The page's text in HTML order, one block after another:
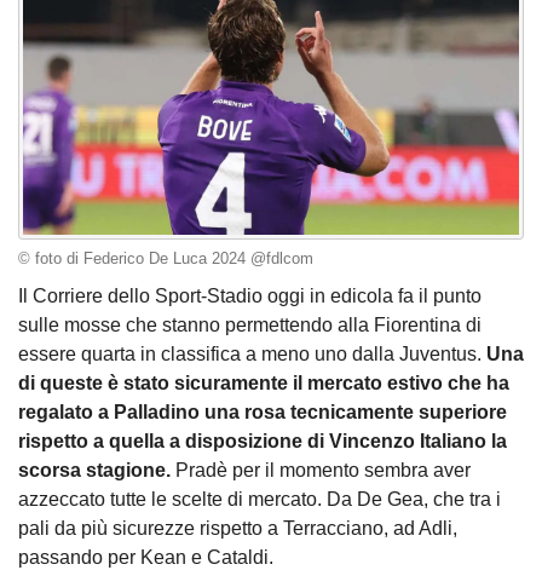
© foto di Federico De Luca 2024 @fdlcom
Il Corriere dello Sport-Stadio oggi in edicola fa il punto
sulle mosse che stanno permettendo alla Fiorentina di
essere quarta in classifica a meno uno dalla Juventus. Una
di queste è stato sicuramente il mercato estivo che ha
regalato a Palladino una rosa tecnicamente superiore
rispetto a quella a disposizione di Vincenzo Italiano la
scorsa stagione. Pradè per il momento sembra aver
azzeccato tutte le scelte di mercato. Da De Gea, che tra i
pali da più sicurezze rispetto a Terracciano, ad Adli,
passando per Kean e Cataldi.